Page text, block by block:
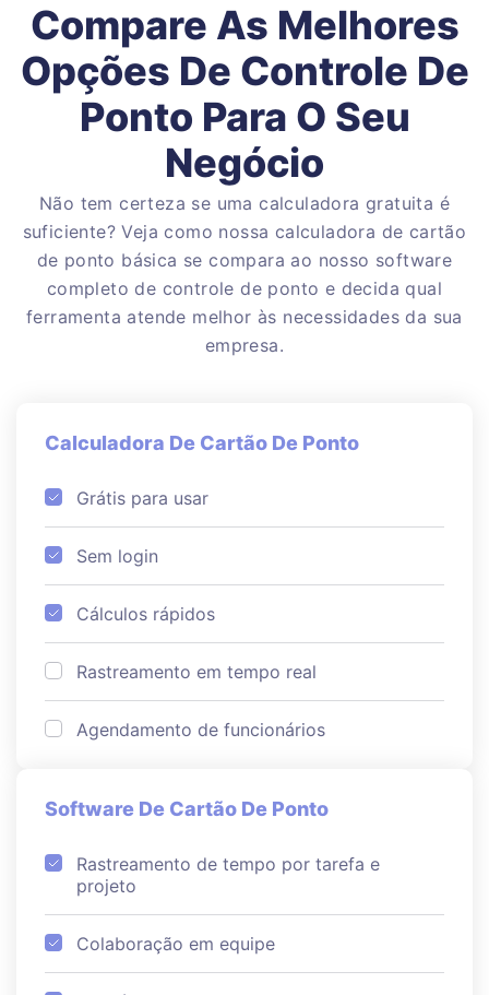
Compare As Melhores
Opções De Controle De
Ponto Para O Seu
Negócio
Não tem certeza se uma calculadora gratuita é
suficiente? Veja como nossa calculadora de cartão
de ponto básica se compara ao nosso software
completo de controle de ponto e decida qual
ferramenta atende melhor às necessidades da sua
empresa.
Calculadora De Cartão De Ponto
Grátis para usar
Sem login
Cálculos rápidos
Rastreamento em tempo real
Agendamento de funcionários
Software De Cartão De Ponto
Rastreamento de tempo por tarefa e
projeto
Colaboração em equipe